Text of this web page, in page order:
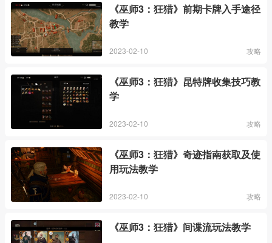
《巫师3：狂猎》前期卡牌入手途径
教学
2023-02-10 攻略
《巫师3：狂猎》昆特牌收集技巧教
学
2023-02-10 攻略
《巫师3：狂猎》奇迹指南获取及使
用玩法教学
2023-02-10 攻略
《巫师3：狂猎》间谍流玩法教学